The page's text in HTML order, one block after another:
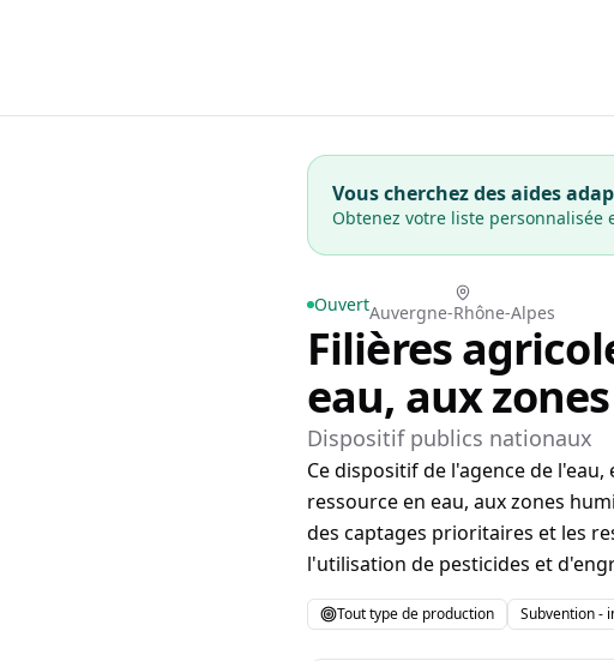
Vous cherchez des aides
Obtenez votre liste personnalisée
OuvertAuvergne-Rhône-Alpes
Filières
eau, aux
Dispositif publics nationaux
Ce dispositif de l'agence de
ressource en eau, aux zones
des captages prioritaires et les
l'utilisation de pesticides et
Tout type de production Subvention -